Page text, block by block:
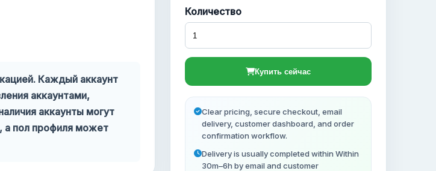
Каждый аккаунт
аккаунтами,
аккаунты могут
а пол профиля может
Количество
Купить сейчас
Clear pricing, secure checkout, email
delivery, customer dashboard, and order
confirmation workflow.
Delivery is usually completed within Within
30m–6h by email and customer